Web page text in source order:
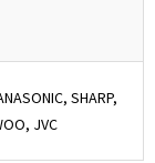
SHARP,
JVC